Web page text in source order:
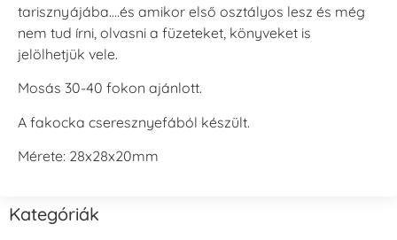
tarisznyájába….és amikor első osztályos lesz és még
nem tud írni, olvasni a füzeteket, könyveket is
jelölhetjük vele.
Mosás 30-40 fokon ajánlott.
A fakocka cseresznyefából készült.
Mérete: 28x28x20mm
Kategóriák